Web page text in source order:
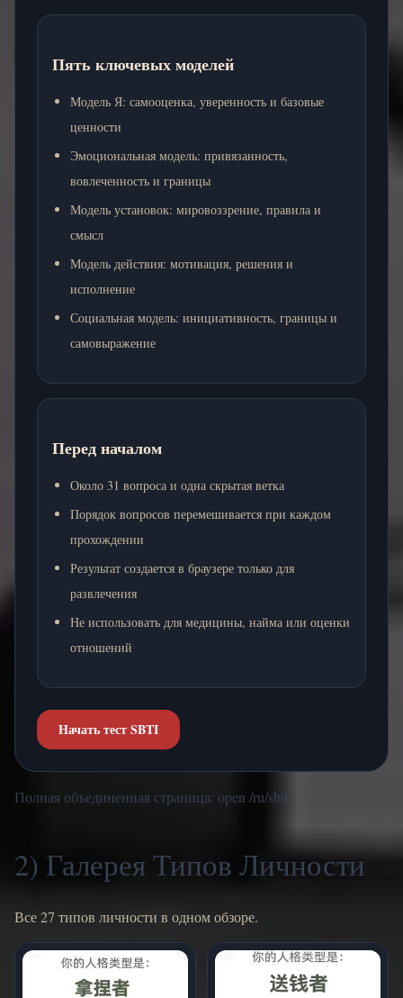
Пять ключевых моделей
Модель Я: самооценка, уверенность и базовые
ценности
Эмоциональная модель: привязанность,
вовлеченность и границы
Модель установок: мировоззрение, правила и
смысл
Модель действия: мотивация, решения и
исполнение
Социальная модель: инициативность, границы и
самовыражение
Перед началом
Около 31 вопроса и одна скрытая ветка
Порядок вопросов перемешивается при каждом
прохождении
Результат создается в браузере только для
развлечения
Не использовать для медицины, найма или оценки
отношений
Начать тест SBTI
Полная объединенная страница: open /ru/sbti
2) Галерея Типов Личности
Все 27 типов личности в одном обзоре.